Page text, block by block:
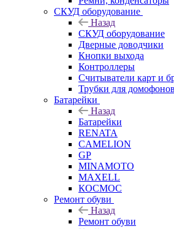
СКУД оборудование
Назад
СКУД оборудование
Дверные доводчики
Кнопки выхода
Контроллеры
Считыватели карт и
Трубки для домофонов
Батарейки
Назад
Батарейки
RENATA
CAMELION
GP
MINAMOTO
MAXELL
КОСМОС
Ремонт обуви
Назад
Ремонт обуви